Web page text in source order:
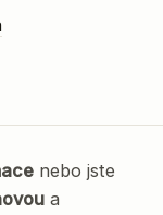
nebo jste
a